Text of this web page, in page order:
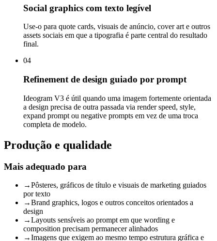
Social graphics com texto legível
Use-o para quote cards, visuais de anúncio, cover art e outros
assets sociais em que a tipografia é parte central do resultado
final.
04
Refinement de design guiado por prompt
Ideogram V3 é útil quando uma imagem fortemente orientada
a design precisa de outra passada via render speed, style,
expand prompt ou negative prompts em vez de uma troca
completa de modelo.
Produção e qualidade
Mais adequado para
→Pôsteres, gráficos de título e visuais de marketing guiados
por texto
→Brand graphics, logos e outros conceitos orientados a
design
→Layouts sensíveis ao prompt em que wording e
composition precisam permanecer alinhados
→Imagens que exigem ao mesmo tempo estrutura gráfica e